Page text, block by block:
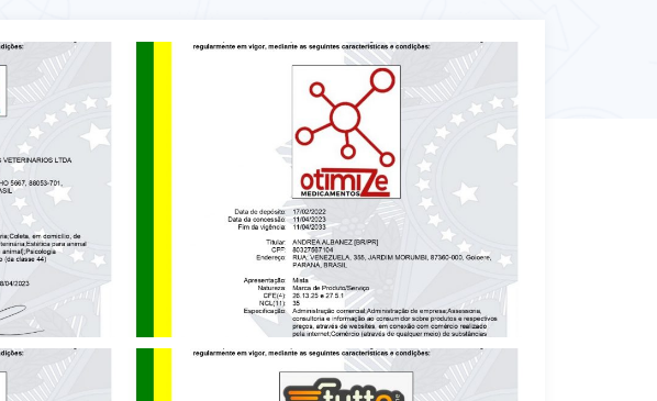
HVJ HOSPITAL VETERINÁRIO JURERÊ – MARCA REGISTRADA – CLASSE 44 OTIMIZE MEDICAMENTOS – MARCA REGISTRADA – CLASSE 35